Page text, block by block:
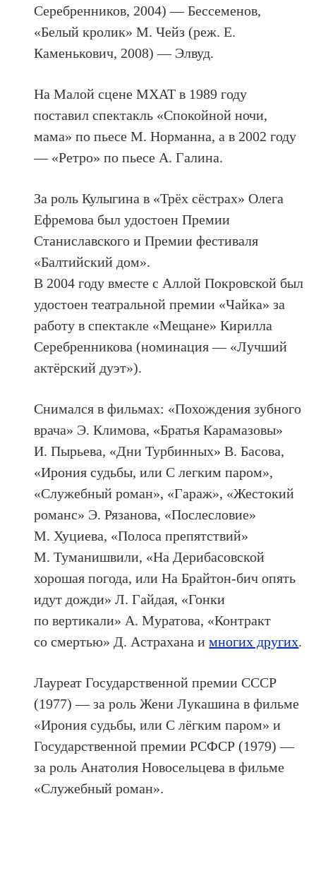
Серебренников, 2004) — Бессеменов,
«Белый кролик» М. Чейз (реж. Е.
Каменькович, 2008) — Элвуд.
На Малой сцене МХАТ в 1989 году
поставил спектакль «Спокойной ночи,
мама» по пьесе М. Норманна, а в 2002 году
— «Ретро» по пьесе А. Галина.
За роль Кулыгина в «Трёх сёстрах» Олега
Ефремова был удостоен Премии
Станиславского и Премии фестиваля
«Балтийский дом».
В 2004 году вместе с Аллой Покровской был
удостоен театральной премии «Чайка» за
работу в спектакле «Мещане» Кирилла
Серебренникова (номинация — «Лучший
актёрский дуэт»).
Снимался в фильмах: «Похождения зубного
врача» Э. Климова, «Братья Карамазовы»
И. Пырьева, «Дни Турбинных» В. Басова,
«Ирония судьбы, или С легким паром»,
«Служебный роман», «Гараж», «Жестокий
романс» Э. Рязанова, «Послесловие»
М. Хуциева, «Полоса препятствий»
М. Туманишвили, «На Дерибасовской
хорошая погода, или На Брайтон-бич опять
идут дожди» Л. Гайдая, «Гонки
по вертикали» А. Муратова, «Контракт
со смертью» Д. Астрахана имногих других.
Лауреат Государственной премии СССР
(1977) — за роль Жени Лукашина в фильме
«Ирония судьбы, или С лёгким паром» и
Государственной премии РСФСР (1979) —
за роль Анатолия Новосельцева в фильме
«Служебный роман».